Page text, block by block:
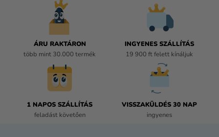
ÁRU RAKTÁRON
több mint 30.000 termék
INGYENES SZÁLLÍTÁS
19 900 ft felett kínáljuk
1 NAPOS SZÁLLÍTÁS
feladást követően
VISSZAKÜLDÉS 30 NAP
ingyenes